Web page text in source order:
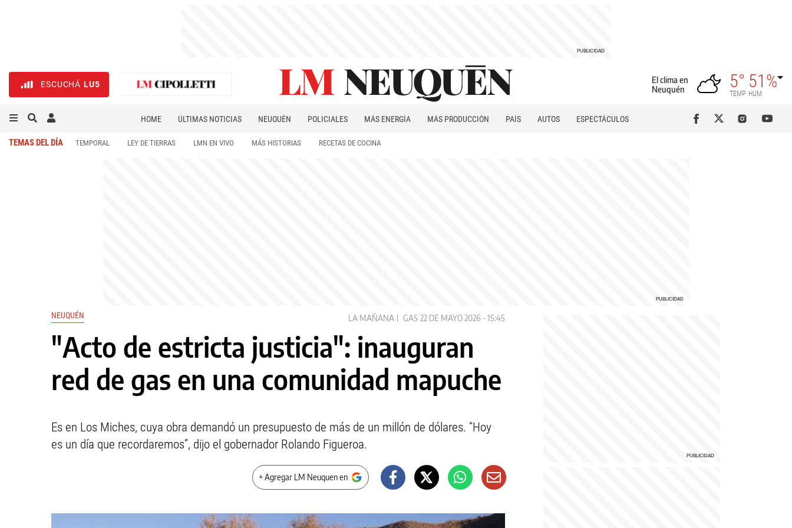
ESCUCHÁ LU5
El clima en
Neuquén
5°
TEMP
51%
HUM
HOME ÚLTIMAS NOTICIAS NEUQUÉN POLICIALES MÁS ENERGÍA MÁS PRODUCCIÓN PAÍS AUTOS
ESPECTÁCULOS
TEMAS DEL DÍA TEMPORAL LEY DE TIERRAS LMN EN VIVO MÁS HISTORIAS RECETAS DE COCINA
NEUQUÉN LA MAÑANA GAS 22 DE MAYO 2026 - 15:45
"Acto de estricta justicia": inauguran
red de gas en una comunidad mapuche
Es en Los Miches, cuya obra demandó un presupuesto de más de un millón de dólares. “Hoy
es un día que recordaremos”, dijo el gobernador Rolando Figueroa.
+ Agregar LM Neuquen en